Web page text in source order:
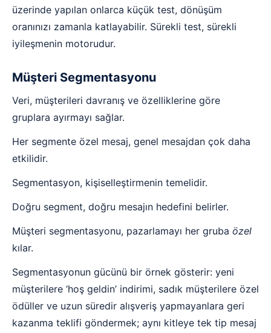
üzerinde yapılan onlarca küçük test, dönüşüm
oranınızı zamanla katlayabilir. Sürekli test, sürekli
iyileşmenin motorudur.
Müşteri Segmentasyonu
Veri, müşterileri davranış ve özelliklerine göre
gruplara ayırmayı sağlar.
Her segmente özel mesaj, genel mesajdan çok daha
etkilidir.
Segmentasyon, kişiselleştirmenin temelidir.
Doğru segment, doğru mesajın hedefini belirler.
Müşteri segmentasyonu, pazarlamayı her gruba özel
kılar.
Segmentasyonun gücünü bir örnek gösterir: yeni
müşterilere ‘hoş geldin’ indirimi, sadık müşterilere özel
ödüller ve uzun süredir alışveriş yapmayanlara geri
kazanma teklifi göndermek; aynı kitleye tek tip mesaj